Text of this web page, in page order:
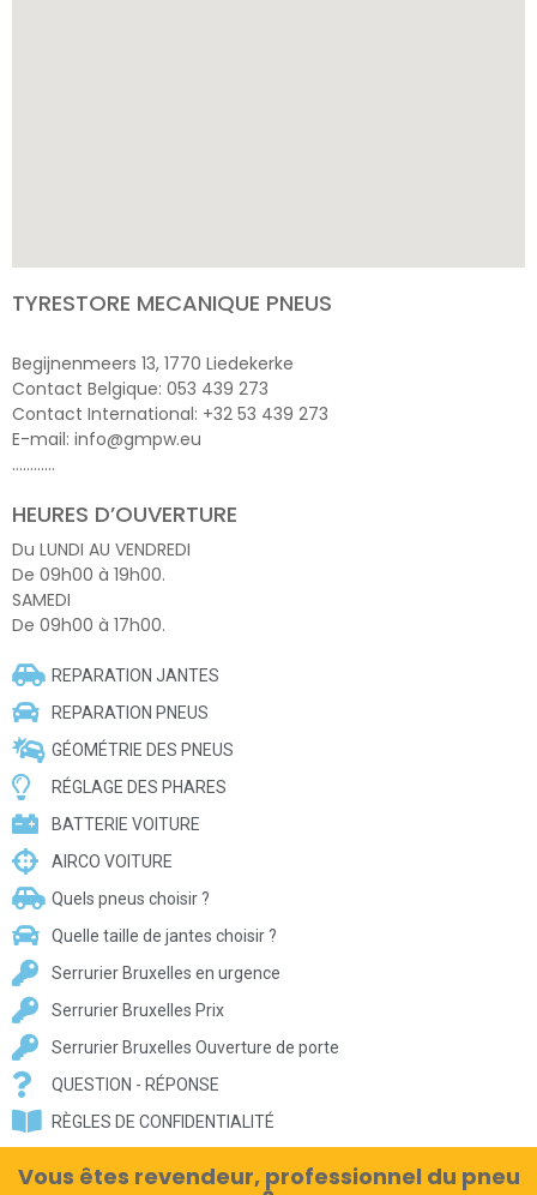
TYRESTORE MECANIQUE PNEUS
Begijnenmeers 13, 1770 Liedekerke
Contact Belgique: 053 439 273
Contact International: +32 53 439 273
E-mail: info@gmpw.eu
…………
HEURES D’OUVERTURE
Du LUNDI AU VENDREDI
De 09h00 à 19h00.
SAMEDI
De 09h00 à 17h00.
REPARATION JANTES
REPARATION PNEUS
GÉOMÉTRIE DES PNEUS
RÉGLAGE DES PHARES
BATTERIE VOITURE
AIRCO VOITURE
Quels pneus choisir ?
Quelle taille de jantes choisir ?
Serrurier Bruxelles en urgence
Serrurier Bruxelles Prix
Serrurier Bruxelles Ouverture de porte
QUESTION - RÉPONSE
RÈGLES DE CONFIDENTIALITÉ
Vous êtes revendeur, professionnel du pneu